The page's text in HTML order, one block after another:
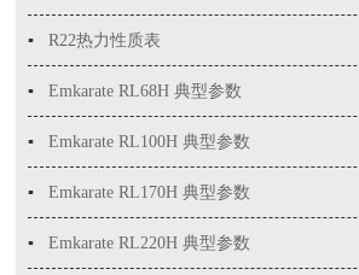
▪R22热力性质表
▪Emkarate RL68H 典型参数
▪Emkarate RL100H 典型参数
▪Emkarate RL170H 典型参数
▪Emkarate RL220H 典型参数